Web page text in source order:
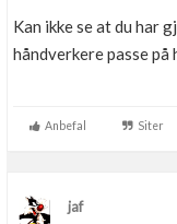
Kan ikke se at du har
håndverkere passe på
Anbefal Siter
jaf